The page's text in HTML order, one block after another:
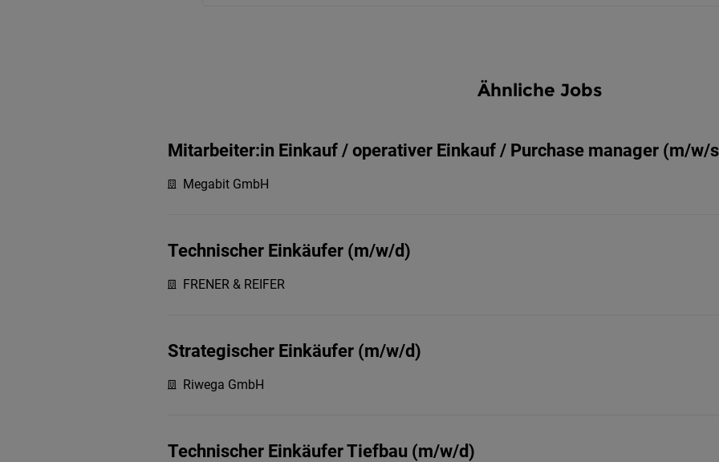
Ähnliche Jobs
Mitarbeiter:in Einkauf / operativer Einkauf / Purchase manager (m/w/
Megabit GmbH
Technischer Einkäufer (m/w/d)
FRENER & REIFER
Strategischer Einkäufer (m/w/d)
Riwega GmbH
Technischer Einkäufer Tiefbau (m/w/d)